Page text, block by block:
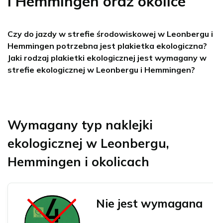
Czy do jazdy w strefie środowiskowej w Leonbergu i
Hemmingen potrzebna jest plakietka ekologiczna?
Jaki rodzaj plakietki ekologicznej jest wymagany w
strefie ekologicznej w Leonbergu i Hemmingen?
Wymagany typ naklejki
ekologicznej w Leonbergu,
Hemmingen i okolicach
Nie jest wymagana